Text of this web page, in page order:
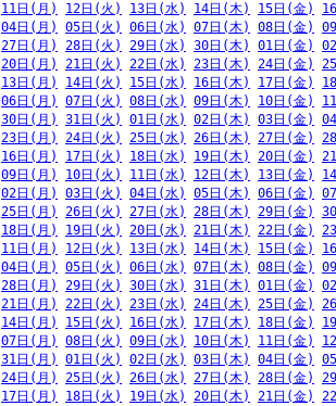
11日(月) 12日(火) 13日(水) 14日(木) 15日(金)
04日(月) 05日(火) 06日(水) 07日(木) 08日(金)
27日(月) 28日(火) 29日(水) 30日(木) 01日(金)
20日(月) 21日(火) 22日(水) 23日(木) 24日(金)
13日(月) 14日(火) 15日(水) 16日(木) 17日(金)
06日(月) 07日(火) 08日(水) 09日(木) 10日(金)
30日(月) 31日(火) 01日(水) 02日(木) 03日(金)
23日(月) 24日(火) 25日(水) 26日(木) 27日(金)
16日(月) 17日(火) 18日(水) 19日(木) 20日(金)
09日(月) 10日(火) 11日(水) 12日(木) 13日(金)
02日(月) 03日(火) 04日(水) 05日(木) 06日(金)
25日(月) 26日(火) 27日(水) 28日(木) 29日(金)
18日(月) 19日(火) 20日(水) 21日(木) 22日(金)
11日(月) 12日(火) 13日(水) 14日(木) 15日(金)
04日(月) 05日(火) 06日(水) 07日(木) 08日(金)
28日(月) 29日(火) 30日(水) 31日(木) 01日(金)
21日(月) 22日(火) 23日(水) 24日(木) 25日(金)
14日(月) 15日(火) 16日(水) 17日(木) 18日(金)
07日(月) 08日(火) 09日(水) 10日(木) 11日(金)
31日(月) 01日(火) 02日(水) 03日(木) 04日(金)
24日(月) 25日(火) 26日(水) 27日(木) 28日(金)
17日(月) 18日(火) 19日(水) 20日(木) 21日(金)